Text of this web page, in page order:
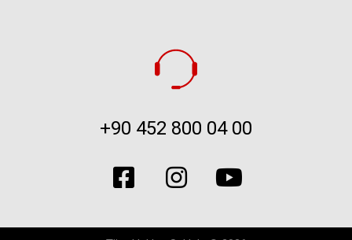
+90 452 800 04 00​